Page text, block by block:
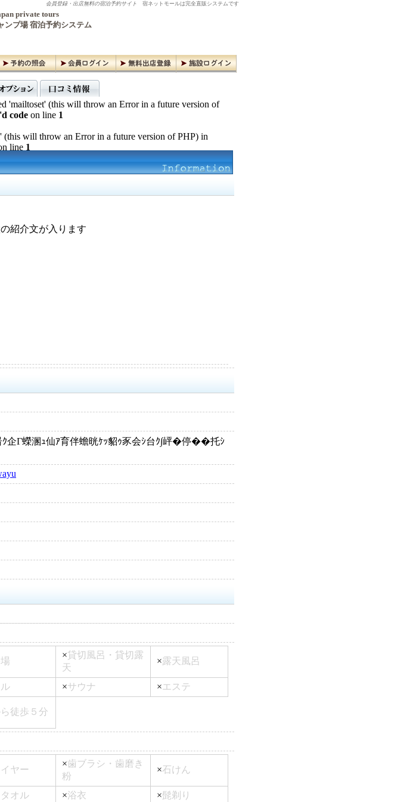
会員登録・出店無料の宿泊予約サイト 宿ネットモールは完全直販システムです
private tours
ンプ場 宿泊予約システム
'mailtoset' (this will throw an Error in a future version of
code on line 1
(this will throw an Error in a future version of PHP) in
line 1
紹介文が入ります
ｸ企Γ蠑溷ｭ仙ｱ育伴蟾晄ｹｯ貂ｩ豕会ｼ台ｸ∫岼�停��托ｼ
×貸切風呂・貸切露
天
×露天風呂
×サウナ ×エステ
徒歩５分
イヤー
×歯ブラシ・歯磨き
粉
×石けん
オル ×浴衣 ×髭剃り